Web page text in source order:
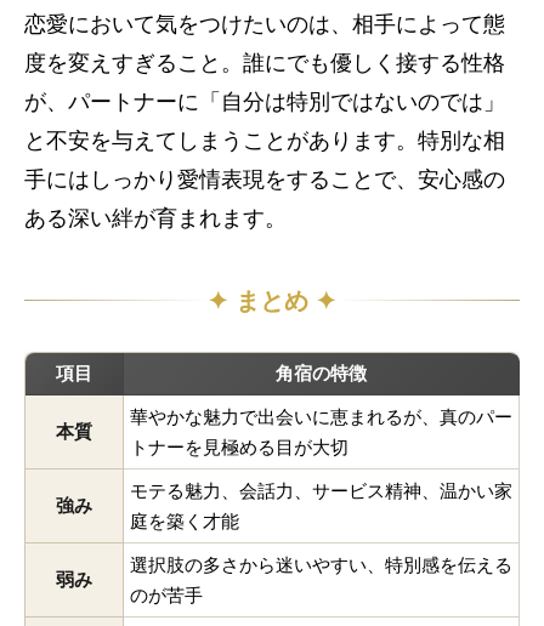
恋愛において気をつけたいのは、相手によって態
度を変えすぎること。誰にでも優しく接する性格
が、パートナーに「自分は特別ではないのでは」
と不安を与えてしまうことがあります。特別な相
手にはしっかり愛情表現をすることで、安心感の
ある深い絆が育まれます。
✦ まとめ ✦
項目 角宿の特徴
本質
華やかな魅力で出会いに恵まれるが、真のパー
トナーを見極める目が大切
強み
モテる魅力、会話力、サービス精神、温かい家
庭を築く才能
弱み
選択肢の多さから迷いやすい、特別感を伝える
のが苦手
よくある質問